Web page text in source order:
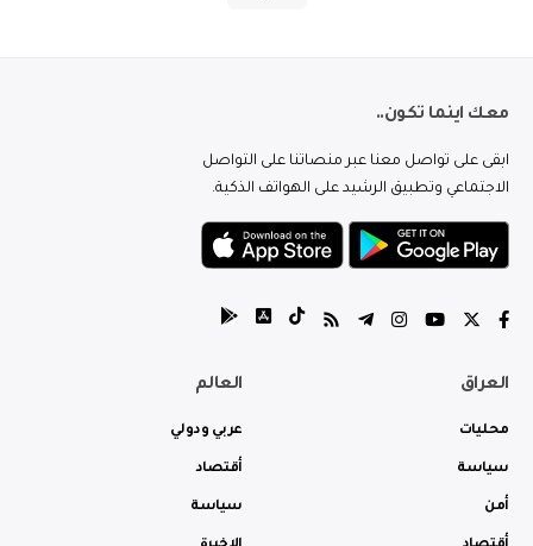
معك اينما تكون..
ابقى على تواصل معنا عبر منصاتنا على التواصل
الاجتماعي وتطبيق الرشيد على الهواتف الذكية.
العراق
محليات
سياسة
أمن
العالم
عربي ودولي
أقتصاد
سياسة